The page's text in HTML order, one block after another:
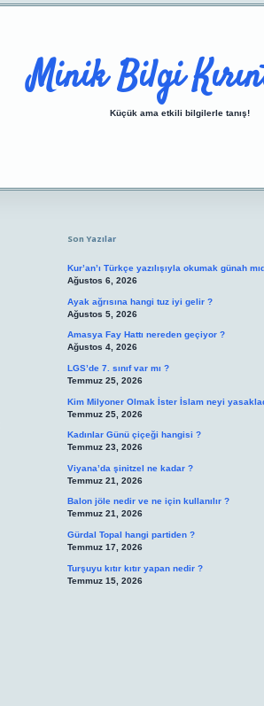
Minik Bilgi
Küçük ama etkili bilgilerle tanış!
Son Yazılar
Kur’an’ı Türkçe yazılışıyla okumak günah
Ağustos 6, 2026
Ayak ağrısına hangi tuz iyi gelir ?
Ağustos 5, 2026
Amasya Fay Hattı nereden geçiyor ?
Ağustos 4, 2026
LGS’de 7. sınıf var mı ?
Temmuz 25, 2026
Kim Milyoner Olmak İster İslam neyi
Temmuz 25, 2026
Kadınlar Günü çiçeği hangisi ?
Temmuz 23, 2026
Viyana’da şinitzel ne kadar ?
Temmuz 21, 2026
Balon jöle nedir ve ne için kullanılır ?
Temmuz 21, 2026
Gürdal Topal hangi partiden ?
Temmuz 17, 2026
Turşuyu kıtır kıtır yapan nedir ?
Temmuz 15, 2026